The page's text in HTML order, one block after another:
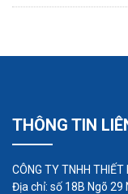
THÔNG TIN
CÔNG TY TNHH
Địa chỉ: số 18B Ngõ 29